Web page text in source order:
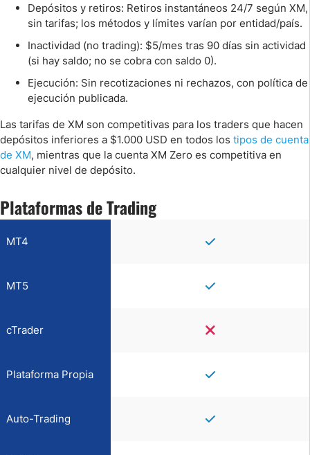
Depósitos y retiros: Retiros instantáneos 24/7 según XM,
sin tarifas; los métodos y límites varían por entidad/país.
Inactividad (no trading): $5/mes tras 90 días sin actividad
(si hay saldo; no se cobra con saldo 0).
Ejecución: Sin recotizaciones ni rechazos, con política de
ejecución publicada.
Las tarifas de XM son competitivas para los traders que hacen
depósitos inferiores a $1.000 USD en todos los tipos de cuenta
de XM, mientras que la cuenta XM Zero es competitiva en
cualquier nivel de depósito.
Plataformas de Trading
MT4
MT5
cTrader
Plataforma Propia
Auto-Trading